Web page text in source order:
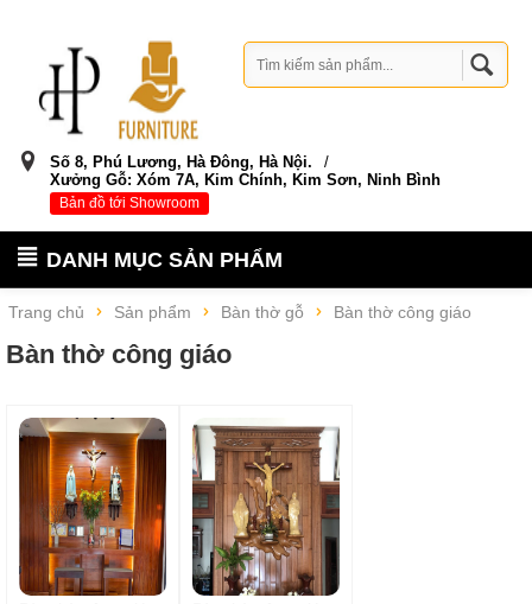
Số 8, Phú Lương, Hà Đông, Hà Nội.
/
Xưởng Gỗ: Xóm 7A, Kim Chính, Kim Sơn, Ninh Bình
Bản đồ tới Showroom
DANH MỤC SẢN PHẨM
Trang chủ Sản phẩm Bàn thờ gỗ Bàn thờ công giáo
Bàn thờ công giáo